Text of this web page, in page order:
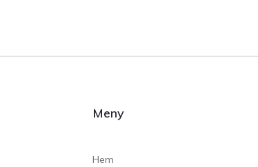
Meny
Hem